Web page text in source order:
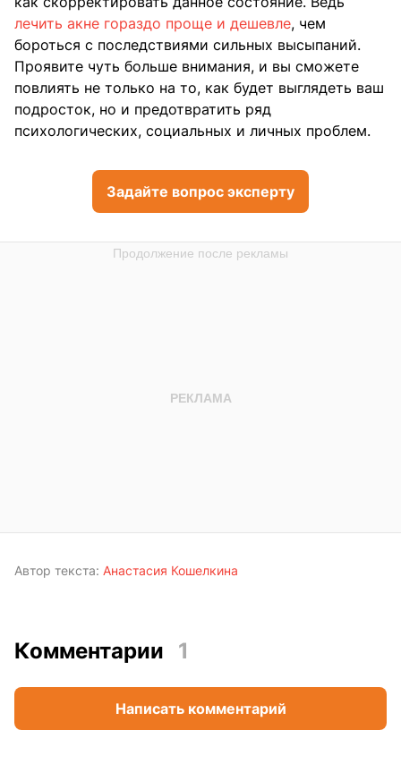
лечить акне гораздо проще и дешевле, чем
бороться с последствиями сильных высыпаний.
Проявите чуть больше внимания, и вы сможете
повлиять не только на то, как будет выглядеть ваш
подросток, но и предотвратить ряд
психологических, социальных и личных проблем.
Задайте вопрос эксперту
Автор текста: Анастасия Кошелкина
Комментарии 1
Написать комментарий